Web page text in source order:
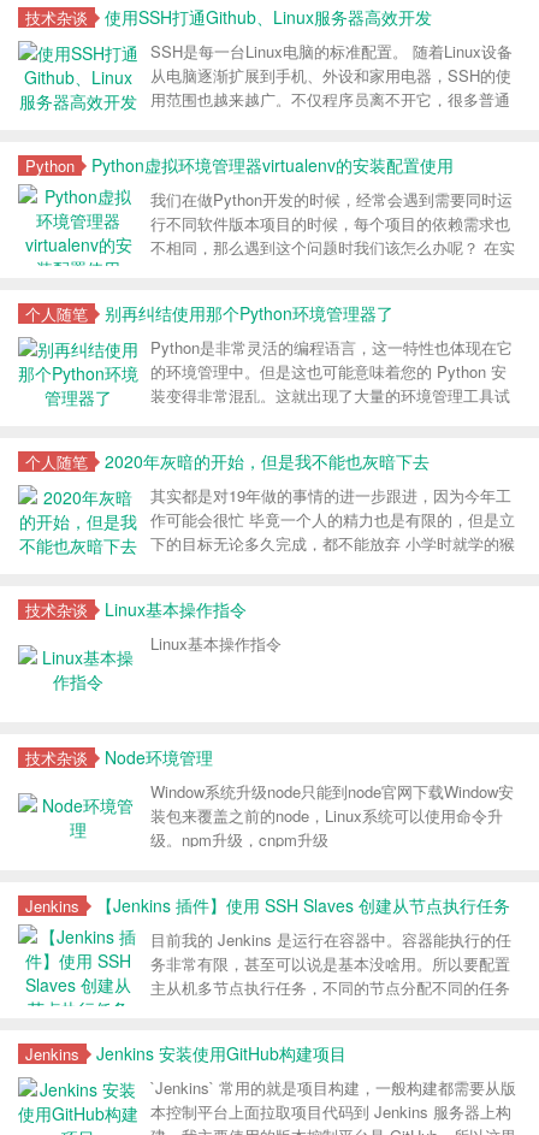
茫、学习什么编程语言最有钱途、自学多久可以找工
作了等等这些知乎热门问题，最尬的是竟然还有读者
朋友问怎么学习编程，我也是一脸懵逼。可能有的问
题我也不知道怎么回答，也没回答大家的信息，请见
也可以思考很多问题，除了发一些技术文章，偶尔也
可以思考一下人生
技术杂谈 使用SSH打通Github、Linux服务器高效开发
SSH是每一台Linux电脑的标准配置。 随着Linux设备
从电脑逐渐扩展到手机、外设和家用电器，SSH的使
用范围也越来越广。不仅程序员离不开它，很多普通
Python Python虚拟环境管理器virtualenv的安装配置使用
我们在做Python开发的时候，经常会遇到需要同时运
行不同软件版本项目的时候，每个项目的依赖需求也
不相同，那么遇到这个问题时我们该怎么办呢？ 在实
入库时会有一个 `requirements.txt`项目依赖包文件，
其他人拿到项目后只需要批量安装依赖包即可运行项
目
个人随笔 别再纠结使用那个Python环境管理器了
Python是非常灵活的编程语言，这一特性也体现在它
的环境管理中。但是这也可能意味着您的 Python 安
装变得非常混乱。这就出现了大量的环境管理工具试
个人随笔
2020年灰暗的开始，但是我不能也灰暗下去
其实都是对19年做的事情的进一步跟进，因为今年工
作可能会很忙 毕竟一个人的精力也是有限的，但是立
下的目标无论多久完成，都不能放弃 小学时就学的猴
技术杂谈
Linux基本操作指令
Linux基本操作指令
技术杂谈 Node环境管理
Window系统升级node只能到node官网下载Window安
装包来覆盖之前的node，Linux系统可以使用命令升
级。npm升级，cnpm升级
Jenkins 【Jenkins 插件】使用 SSH Slaves 创建从节点执行任务
目前我的 Jenkins 是运行在容器中。容器能执行的任
务非常有限，甚至可以说是基本没啥用。所以要配置
主从机多节点执行任务，不同的节点分配不同的任务
Jenkins Jenkins 安装使用GitHub构建项目
`Jenkins` 常用的就是项目构建，一般构建都需要从版
本控制平台上面拉取项目代码到 Jenkins 服务器上构